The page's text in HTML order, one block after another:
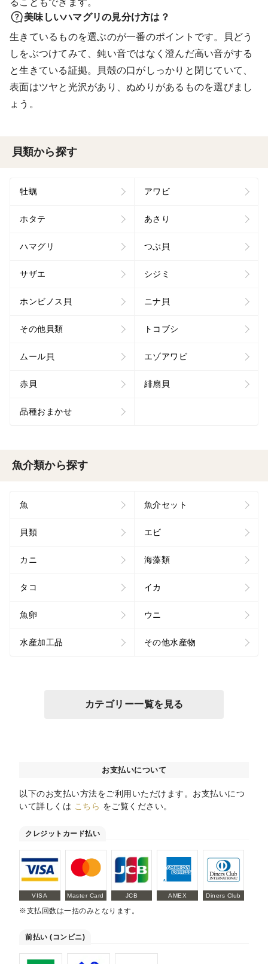
美味しいハマグリの見分け方は？
生きているものを選ぶのが一番のポイントです。貝どう
しをぶつけてみて、鈍い音ではなく澄んだ高い音がする
と生きている証拠。貝殻の口がしっかりと閉じていて、
表面はツヤと光沢があり、ぬめりがあるものを選びまし
ょう。
貝類から探す
牡蠣 アワビ
ホタテ あさり
ハマグリ つぶ貝
サザエ シジミ
ホンビノス貝 ニナ貝
その他貝類 トコブシ
ムール貝 エゾアワビ
赤貝 緋扇貝
品種おまかせ
魚介類から探す
魚 魚介セット
貝類 エビ
カニ 海藻類
タコ イカ
魚卵 ウニ
水産加工品 その他水産物
カテゴリー一覧を見る
お支払いについて
以下のお支払い方法をご利用いただけます。お支払いにつ
いて詳しくは こちら をご覧ください。
クレジットカード払い
VISA Master Card JCB AMEX Diners Club
※支払回数は一括のみとなります。
前払い (コンビニ)